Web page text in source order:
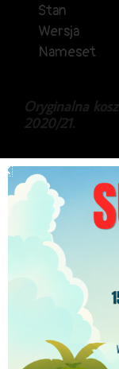
Stan
Wersja
Nameset
Oryginalna
2020/21.
Rzadko już
„Zebra”.
Gratka dla
399.99